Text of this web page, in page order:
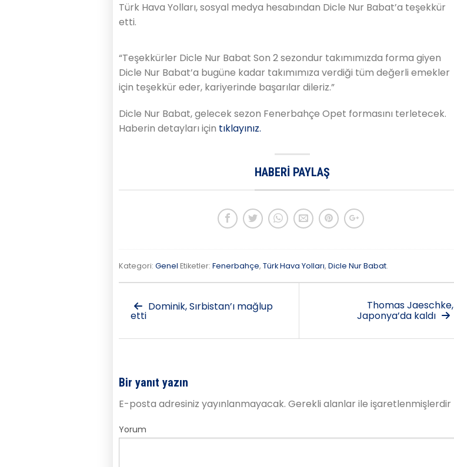
Türk Hava Yolları, sosyal medya hesabından Dicle Nur Babat’a teşekkür
etti.
“Teşekkürler Dicle Nur Babat Son 2 sezondur takımımızda forma giyen
Dicle Nur Babat’a bugüne kadar takımımıza verdiği tüm değerli emekler
için teşekkür eder, kariyerinde başarılar dileriz.”
Dicle Nur Babat, gelecek sezon Fenerbahçe Opet formasını terletecek.
Haberin detayları için tıklayınız.
HABERI PAYLAŞ
Kategori: Genel Etiketler: Fenerbahçe, Türk Hava Yolları, Dicle Nur Babat.
Dominik, Sırbistan’ı mağlup
etti
Thomas Jaeschke,
Japonya’da kaldı
Bir yanıt yazın
E-posta adresiniz yayınlanmayacak. Gerekli alanlar ile işaretlenmişlerdir
Yorum